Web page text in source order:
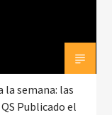
la semana: las
Publicado el